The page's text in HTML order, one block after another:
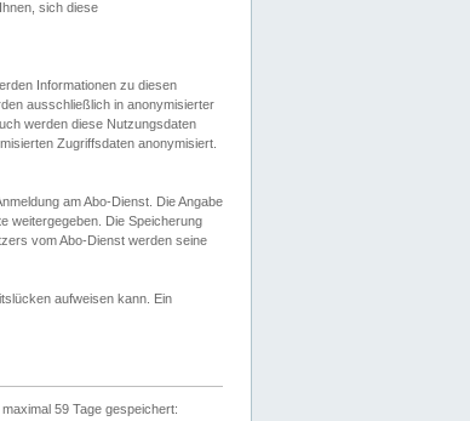
sich diese
Informationen zu diesen
ausschließlich in anonymisierter
werden diese Nutzungsdaten
Zugriffsdaten anonymisiert.
am Abo-Dienst. Die Angabe
weitergegeben. Die Speicherung
vom Abo-Dienst werden seine
aufweisen kann. Ein
59 Tage gespeichert: